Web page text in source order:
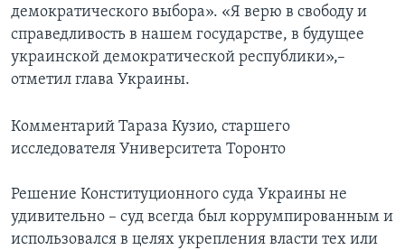
демократического выбора». «Я верю в свободу и
справедливость в нашем государстве, в будущее
украинской демократической республики»,–
отметил глава Украины.
Комментарий Тараза Кузио, старшего
исследователя Университета Торонто
Решение Конституционного суда Украины не
удивительно – суд всегда был коррумпированным и
использовался в целях укрепления власти тех или